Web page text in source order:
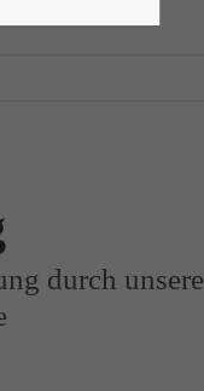
durch unsere